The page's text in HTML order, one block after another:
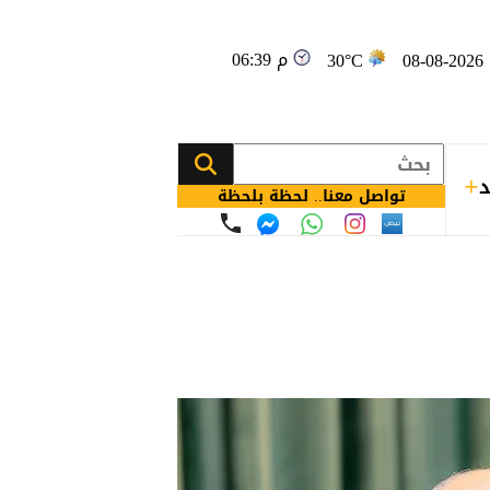
30°C 06:39 م
تواصل معنا.. لحظة بلحظة